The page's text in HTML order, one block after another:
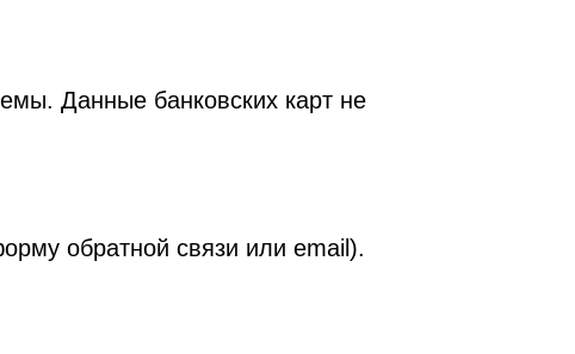
Данные банковских карт не
обратной связи или email).